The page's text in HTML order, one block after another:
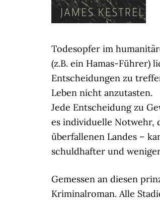
Todesopfer im
(z.B. ein Hamas-Führer)
Entscheidungen zu
Leben nicht anzutasten.
Jede Entscheidung zu
es individuelle Notwehr,
überfallenen Landes –
schuldhafter und
Gemessen an diesen
Kriminalroman. Alle